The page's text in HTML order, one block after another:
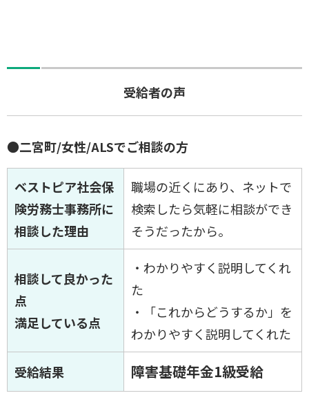
受給者の声
●二宮町/女性/ALSでご相談の方
ベストピア社会保
険労務士事務所に
相談した理由
職場の近くにあり、ネットで
検索したら気軽に相談ができ
そうだったから。
相談して良かった
点
満足している点
・わかりやすく説明してくれ
た
・「これからどうするか」を
わかりやすく説明してくれた
受給結果 障害基礎年金1級受給